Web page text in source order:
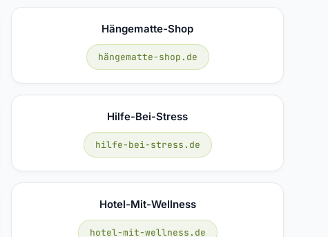
Hängematte-Shop
hängematte-shop.de
Hilfe-Bei-Stress
hilfe-bei-stress.de
Hotel-Mit-Wellness
hotel-mit-wellness.de